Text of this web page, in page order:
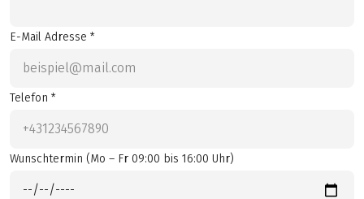
E-Mail Adresse *
Telefon *
Wunschtermin (Mo – Fr 09:00 bis 16:00 Uhr)